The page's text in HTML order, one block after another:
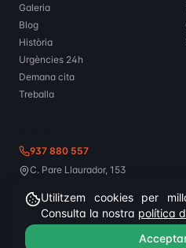
Galeria
Blog
Història
Urgències 24h
Demana cita
Treballa
937 880 557
C. Pare Llaurador, 153
Clínica Veterinària Ramon
Utilitzem cookies per
Consulta la nostra política